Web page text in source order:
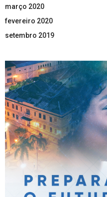
março 2020
fevereiro 2020
setembro 2019